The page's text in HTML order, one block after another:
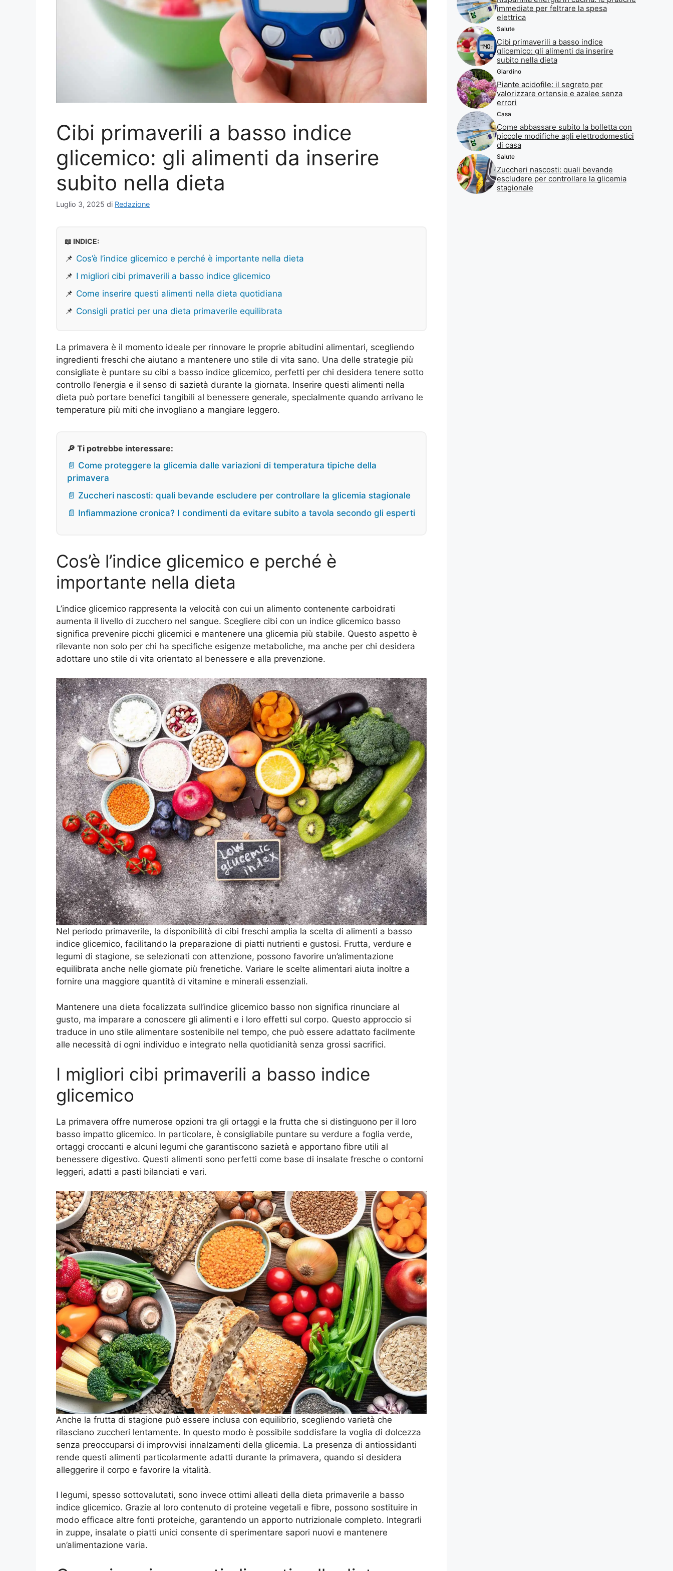
Cibi primaverili a basso indice
glicemico: gli alimenti da inserire
subito nella dieta
Luglio 3, 2025 di Redazione
📖 INDICE:
📌 Cos’è l’indice glicemico e perché è importante nella dieta
📌 I migliori cibi primaverili a basso indice glicemico
📌 Come inserire questi alimenti nella dieta quotidiana
📌 Consigli pratici per una dieta primaverile equilibrata
La primavera è il momento ideale per rinnovare le proprie abitudini alimentari, scegliendo
ingredienti freschi che aiutano a mantenere uno stile di vita sano. Una delle strategie più
consigliate è puntare su cibi a basso indice glicemico, perfetti per chi desidera tenere sotto
controllo l’energia e il senso di sazietà durante la giornata. Inserire questi alimenti nella
dieta può portare benefici tangibili al benessere generale, specialmente quando arrivano le
temperature più miti che invogliano a mangiare leggero.
🔎 Ti potrebbe interessare:
📄 Come proteggere la glicemia dalle variazioni di temperatura tipiche della
primavera
📄 Zuccheri nascosti: quali bevande escludere per controllare la glicemia stagionale
📄 Infiammazione cronica? I condimenti da evitare subito a tavola secondo gli esperti
Cos’è l’indice glicemico e perché è
importante nella dieta
L’indice glicemico rappresenta la velocità con cui un alimento contenente carboidrati
aumenta il livello di zucchero nel sangue. Scegliere cibi con un indice glicemico basso
significa prevenire picchi glicemici e mantenere una glicemia più stabile. Questo aspetto è
rilevante non solo per chi ha specifiche esigenze metaboliche, ma anche per chi desidera
adottare uno stile di vita orientato al benessere e alla prevenzione.
Nel periodo primaverile, la disponibilità di cibi freschi amplia la scelta di alimenti a basso
indice glicemico, facilitando la preparazione di piatti nutrienti e gustosi. Frutta, verdure e
legumi di stagione, se selezionati con attenzione, possono favorire un’alimentazione
equilibrata anche nelle giornate più frenetiche. Variare le scelte alimentari aiuta inoltre a
fornire una maggiore quantità di vitamine e minerali essenziali.
Mantenere una dieta focalizzata sull’indice glicemico basso non significa rinunciare al
gusto, ma imparare a conoscere gli alimenti e i loro effetti sul corpo. Questo approccio si
traduce in uno stile alimentare sostenibile nel tempo, che può essere adattato facilmente
alle necessità di ogni individuo e integrato nella quotidianità senza grossi sacrifici.
I migliori cibi primaverili a basso indice
glicemico
La primavera offre numerose opzioni tra gli ortaggi e la frutta che si distinguono per il loro
basso impatto glicemico. In particolare, è consigliabile puntare su verdure a foglia verde,
ortaggi croccanti e alcuni legumi che garantiscono sazietà e apportano fibre utili al
benessere digestivo. Questi alimenti sono perfetti come base di insalate fresche o contorni
leggeri, adatti a pasti bilanciati e vari.
Anche la frutta di stagione può essere inclusa con equilibrio, scegliendo varietà che
rilasciano zuccheri lentamente. In questo modo è possibile soddisfare la voglia di dolcezza
senza preoccuparsi di improvvisi innalzamenti della glicemia. La presenza di antiossidanti
rende questi alimenti particolarmente adatti durante la primavera, quando si desidera
alleggerire il corpo e favorire la vitalità.
I legumi, spesso sottovalutati, sono invece ottimi alleati della dieta primaverile a basso
indice glicemico. Grazie al loro contenuto di proteine vegetali e fibre, possono sostituire in
modo efficace altre fonti proteiche, garantendo un apporto nutrizionale completo. Integrarli
in zuppe, insalate o piatti unici consente di sperimentare sapori nuovi e mantenere
un’alimentazione varia.
immediate per feltrare la spesa
elettrica
Salute
Cibi primaverili a basso indice
glicemico: gli alimenti da inserire
subito nella dieta
Giardino
Piante acidofile: il segreto per
valorizzare ortensie e azalee senza
errori
Casa
Come abbassare subito la bolletta con
piccole modifiche agli elettrodomestici
di casa
Salute
Zuccheri nascosti: quali bevande
escludere per controllare la glicemia
stagionale